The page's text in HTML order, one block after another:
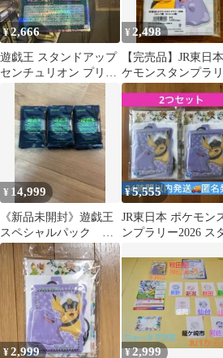
¥2,666
遊戯王 スタンドアップ
センチュリオン プリズ
マ スタンプエディショ
¥ 2,498
【完売品】JR東日
ケモンスタンプラ
2026 スペシャル ス
ンプ帳
¥ 14,999
《新品未開封》遊戯王
スペシャルパック ス
タンプエディション
30パック 帯付き
¥5,555
JR東日本 ポケモン
ンプラリー2026 ス
タモン
¥2,999 ¥2,999